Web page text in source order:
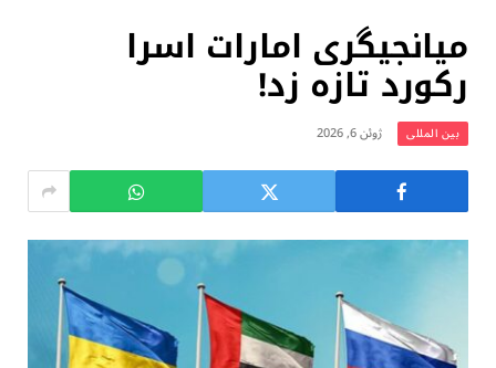
میانجیگری امارات اسرا
رکورد تازه زد!
بين المللى ژوئن 6, 2026